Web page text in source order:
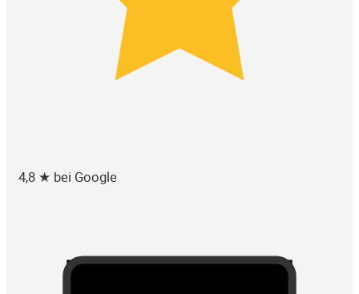
4,8 ★ bei Google